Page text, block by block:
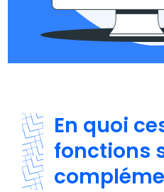
En quoi
fonctions